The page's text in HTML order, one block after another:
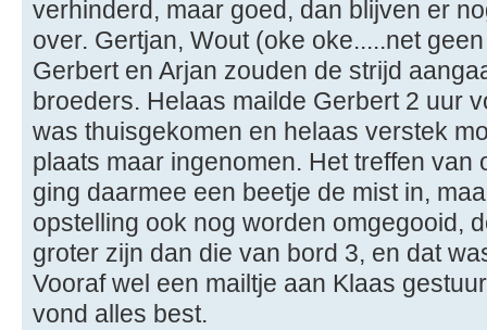
verhinderd, maar goed, dan blijven er
over. Gertjan, Wout (oke oke.....net
Gerbert en Arjan zouden de strijd
broeders. Helaas mailde Gerbert 2 uur
was thuisgekomen en helaas verstek
plaats maar ingenomen. Het treffen van
ging daarmee een beetje de mist in,
opstelling ook nog worden omgegooid,
groter zijn dan die van bord 3, en dat
Vooraf wel een mailtje aan Klaas
vond alles best.